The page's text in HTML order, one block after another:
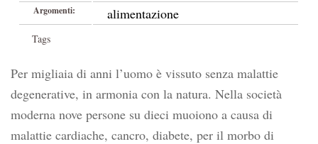
Argomenti: alimentazione
Tags
Per migliaia di anni l’uomo è vissuto senza malattie
degenerative, in armonia con la natura. Nella società
moderna nove persone su dieci muoiono a causa di
malattie cardiache, cancro, diabete, per il morbo di